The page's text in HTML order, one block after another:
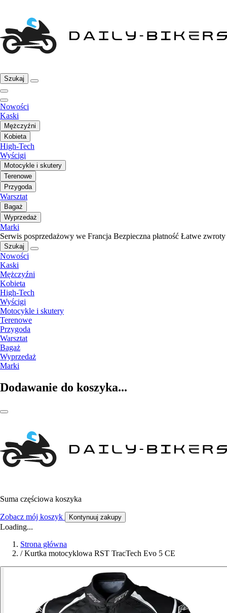
Szukaj
Nowości
Kaski
Mężczyźni
Kobieta
High-Tech
Wyścigi
Motocykle i skutery
Terenowe
Przygoda
Warsztat
Bagaż
Wyprzedaż
Marki
Serwis posprzedażowy we Francja Bezpieczna płatność Łatwe zwroty
Szukaj
Nowości
Kaski
Mężczyźni
Kobieta
High-Tech
Wyścigi
Motocykle i skutery
Terenowe
Przygoda
Warsztat
Bagaż
Wyprzedaż
Marki
Dodawanie do koszyka...
Suma częściowa koszyka
Zobacz mój koszyk Kontynuuj zakupy
Loading...
Strona główna
/ Kurtka motocyklowa RST TracTech Evo 5 CE